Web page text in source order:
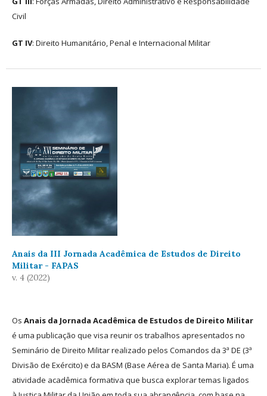
Civil
GT IV: Direito Humanitário, Penal e Internacional Militar
Anais da III Jornada Acadêmica de Estudos de Direito
Militar - FAPAS
v. 4 (2022)
Os Anais da Jornada Acadêmica de Estudos de Direito Militar
é uma publicação que visa reunir os trabalhos apresentados no
Seminário de Direito Militar realizado pelos Comandos da 3ª DE (3ª
Divisão de Exército) e da BASM (Base Aérea de Santa Maria). É uma
atividade acadêmica formativa que busca explorar temas ligados